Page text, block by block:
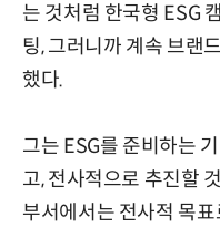
는 것처럼 한국형 ESG
팅, 그러니까 계속 브랜
했다.
그는 ESG를 준비하는
고, 전사적으로 추진할
부서에서는 전사적 목